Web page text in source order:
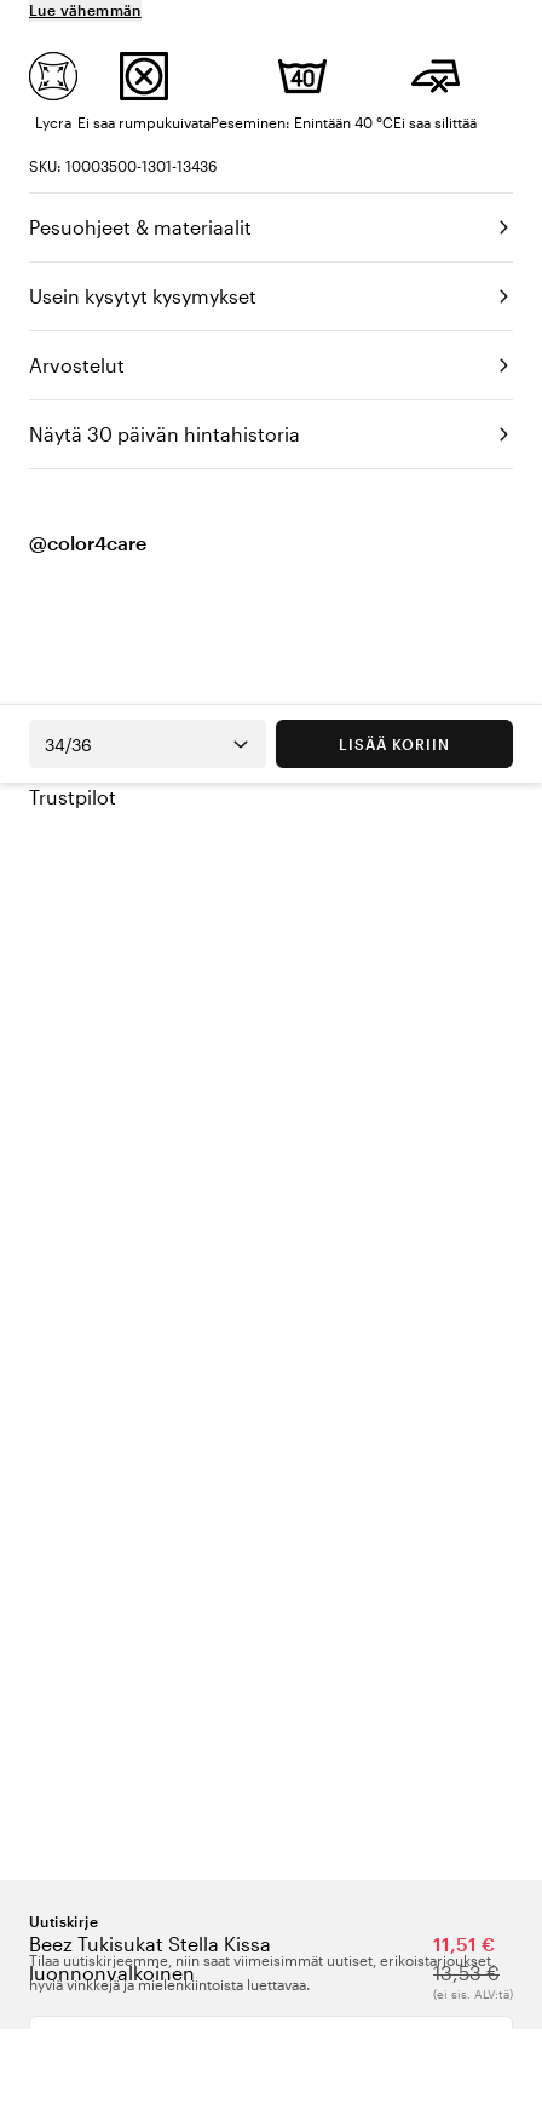
Lue vähemmän
Lycra Ei saa rumpukuivataPeseminen: Enintään 40 °CEi saa silittää
SKU: 10003500-1301-13436
Pesuohjeet & materiaalit
Usein kysytyt kysymykset
Arvostelut
Näytä 30 päivän hintahistoria
@color4care
Beez Tukisukat Stella Kissa
luonnonvalkoinen
11,51 €
13,53 €
(ei sis. ALV:tä)
34/36 LISÄÄ KORIIN
Trustpilot
Uutiskirje
Tilaa uutiskirjeemme, niin saat viimeisimmät uutiset, erikoistarjoukset,
hyviä vinkkejä ja mielenkiintoista luettavaa.
Kirjoita sähköpostiosoitteesi